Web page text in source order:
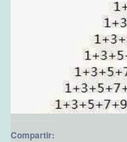
Compartir: